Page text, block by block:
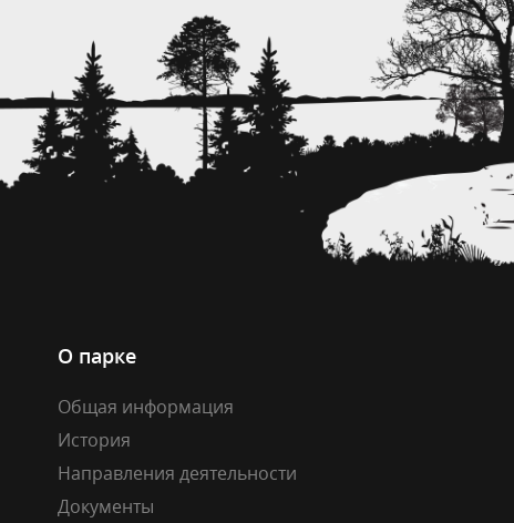
О парке
Общая информация
История
Направления деятельности
Документы